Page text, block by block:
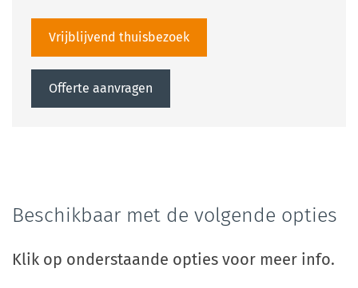
Vrijblijvend thuisbezoek
Offerte aanvragen
Beschikbaar met de volgende opties
Klik op onderstaande opties voor meer info.